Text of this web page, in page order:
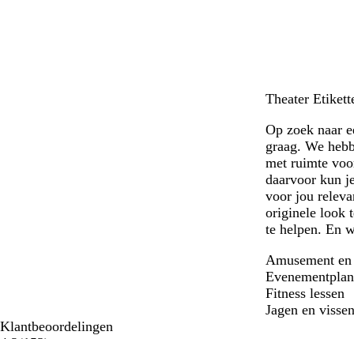
Theater
Op zoek naar
graag. We
met ruimte
daarvoor kun
voor jou
originele look
te helpen. En
Amusement
Fitness lessen
Jagen en vissen
Klantbeoordelingen